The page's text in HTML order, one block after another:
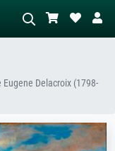
de imagens IA
nu em pé ao lado de
uma árvore.
Delacroix (1798-